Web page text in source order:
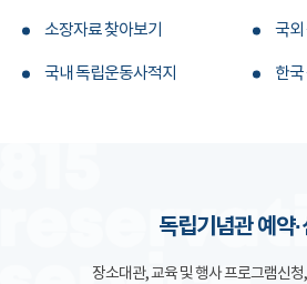
소장자료 찾아보기 국외
국내 독립운동사적지 한
독립기념관 예약·
장소대관, 교육 및 행사 프로그램신청